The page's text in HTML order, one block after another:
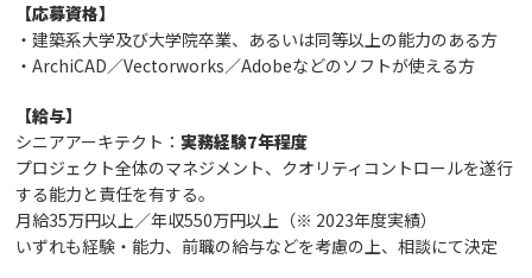
【応募資格】
・建築系大学及び大学院卒業、あるいは同等以上の能力のある方
・ArchiCAD／Vectorworks／Adobeなどのソフトが使える方
【給与】
シニアアーキテクト：実務経験7年程度
プロジェクト全体のマネジメント、クオリティコントロールを遂行
する能力と責任を有する。
月給35万円以上／年収550万円以上（※ 2023年度実績）
いずれも経験・能力、前職の給与などを考慮の上、相談にて決定